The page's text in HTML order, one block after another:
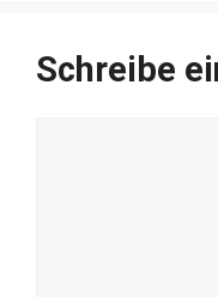
Schreibe